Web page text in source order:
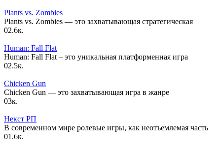
Plants vs. Zombies
Plants vs. Zombies — это захватывающая стратегическая
02.6к.
Human: Fall Flat
Human: Fall Flat – это уникальная платформенная игра
02.5к.
Chicken Gun
Chicken Gun — это захватывающая игра в жанре
03к.
Некст РП
В современном мире ролевые игры, как неотъемлемая часть
01.6к.